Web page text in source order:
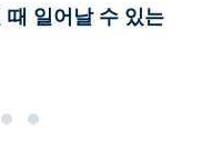
일어날 수 있는